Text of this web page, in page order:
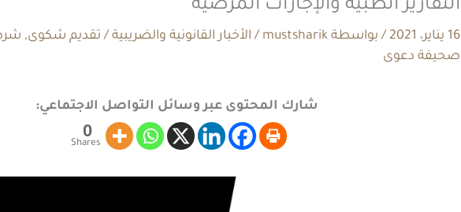
التقارير الطبية والإجازات المرضية
16 يناير، 2021 / بواسطة mustsharik
/ الأخبار القانونية والضريبية / تقديم شكوى,
صحيفة دعوى
شارك المحتوى عبر وسائل التواصل الاجتماعي:
0
Shares